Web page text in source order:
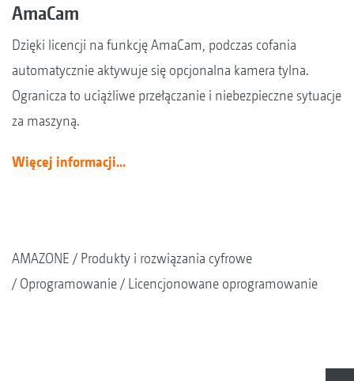
AmaCam
Dzięki licencji na funkcję AmaCam, podczas cofania
automatycznie aktywuje się opcjonalna kamera tylna.
Ogranicza to uciążliwe przełączanie i niebezpieczne sytuacje
za maszyną.
Więcej informacji...
AMAZONE
Produkty i rozwiązania cyfrowe
Oprogramowanie
Licencjonowane oprogramowanie